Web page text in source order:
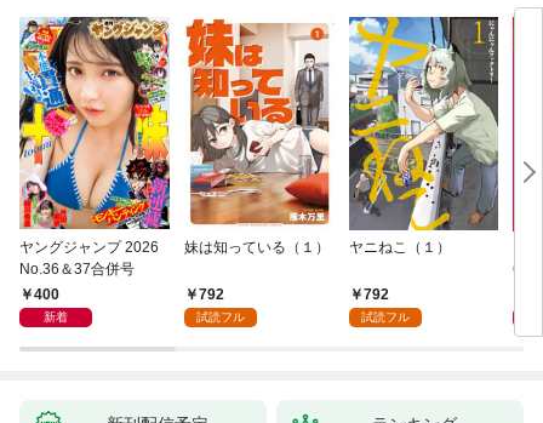
ヤングジャンプ 2026
No.36＆37合併号
400
新着
妹は知っている（１）
792
試読フル
ヤニねこ（１）
792
試読フル
6・